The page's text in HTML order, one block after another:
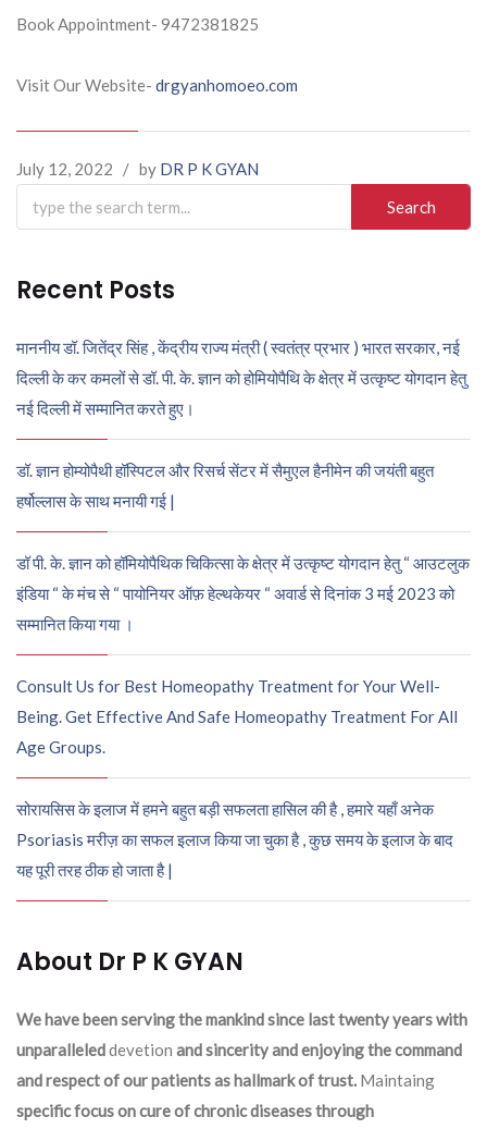
Book Appointment- 9472381825
Visit Our Website- drgyanhomoeo.com
July 12, 2022 / by DR P K GYAN
Search
for:
Recent Posts
माननीय डॉ. जितेंद्र सिंह , केंद्रीय राज्य मंत्री ( स्वतंत्र प्रभार ) भारत सरकार, नई
दिल्ली के कर कमलों से डॉ. पी. के. ज्ञान को होमियोपैथि के क्षेत्र में उत्कृष्ट योगदान हेतु
नई दिल्ली में सम्मानित करते हुए।
डॉ. ज्ञान होम्योपैथी हॉस्पिटल और रिसर्च सेंटर में सैमुएल हैनीमेन की जयंती बहुत
हर्षोल्लास के साथ मनायी गई |
डॉ पी. के. ज्ञान को हॉमियोपैथिक चिकित्सा के क्षेत्र में उत्कृष्ट योगदान हेतु “ आउटलुक
इंडिया “ के मंच से “ पायोनियर ऑफ़ हेल्थकेयर “ अवार्ड से दिनांक 3 मई 2023 को
सम्मानित किया गया ।
Consult Us for Best Homeopathy Treatment for Your Well-
Being. Get Effective And Safe Homeopathy Treatment For All
Age Groups.
सोरायसिस के इलाज में हमने बहुत बड़ी सफलता हासिल की है , हमारे यहाँ अनेक
Psoriasis मरीज़ का सफल इलाज किया जा चुका है , कुछ समय के इलाज के बाद
यह पूरी तरह ठीक हो जाता है |
About Dr P K GYAN
We have been serving the mankind since last twenty years with
unparalleleddevetion and sincerity and enjoying the command
and respect of our patients as hallmark of trust. Maintaing
specific focus on cure of chronic diseases through